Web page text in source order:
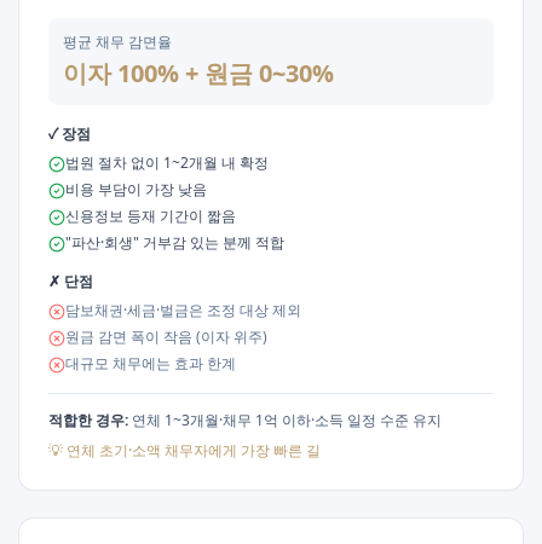
평균 채무 감면율
이자 100% + 원금 0~30%
✓ 장점
법원 절차 없이 1~2개월 내 확정
비용 부담이 가장 낮음
신용정보 등재 기간이 짧음
"파산·회생" 거부감 있는 분께 적합
✗ 단점
담보채권·세금·벌금은 조정 대상 제외
원금 감면 폭이 작음 (이자 위주)
대규모 채무에는 효과 한계
적합한 경우: 연체 1~3개월·채무 1억 이하·소득 일정 수준 유지
💡 연체 초기·소액 채무자에게 가장 빠른 길